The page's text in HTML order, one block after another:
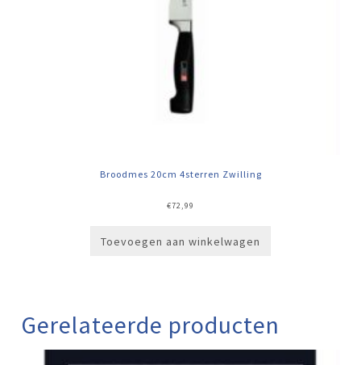
Broodmes 20cm 4sterren Zwilling
€72,99
Toevoegen aan winkelwagen
Gerelateerde producten